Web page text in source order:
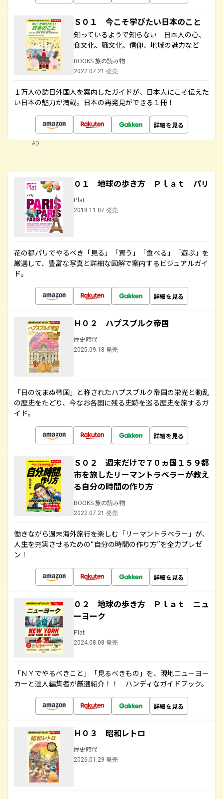
Ｓ０１ 今こそ学びたい日本のこと
知っているようで知らない 日本人の心、
食文化、職文化、信仰、地域の魅力など
BOOKS 旅の読み物
2022.07.21 発売
１万人の訪日外国人を案内したガイドが、日本人にこそ伝えた
い日本の魅力が満載。日本の再発見ができる１冊！
詳細を見る
AD
０１ 地球の歩き方 Ｐｌａｔ パリ
Plat
2018.11.07 発売
花の都パリでやるべき「見る」「買う」「食べる」「遊ぶ」を
厳選して、豊富な写真と詳細な図解で案内するビジュアルガイ
ド。
詳細を見る
Ｈ０２ ハプスブルク帝国
歴史時代
2025.09.18 発売
「日の沈まぬ帝国」と称されたハプスブルク帝国の栄光と動乱
の歴史をたどり、今なお各国に残る史跡を巡る歴史を旅するガ
イド。
詳細を見る
Ｓ０２ 週末だけで７０ヵ国１５９都
市を旅したリーマントラベラーが教え
る自分の時間の作り方
BOOKS 旅の読み物
2022.07.21 発売
働きながら週末海外旅行を楽しむ「リーマントラベラー」が、
人生を充実させるための“自分の時間の作り方”を全力プレゼ
ン！
詳細を見る
０２ 地球の歩き方 Ｐｌａｔ ニュ
ーヨーク
Plat
2024.08.08 発売
「ＮＹでやるべきこと」「見るべきもの」を、現地ニューヨー
カーと達人編集者が厳選紹介！！ ハンディなガイドブック。
詳細を見る
Ｈ０３ 昭和レトロ
歴史時代
2026.01.29 発売